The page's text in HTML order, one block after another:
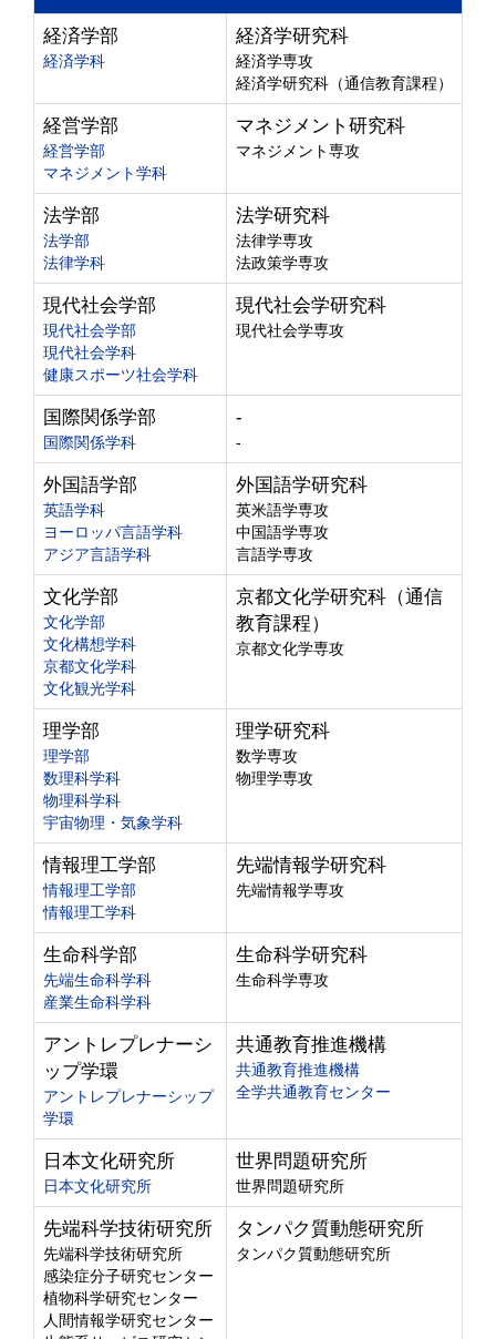
経済学部
経済学科
経済学研究科
経済学専攻
経済学研究科（通信教育課程）
経営学部
経営学部
マネジメント学科
マネジメント研究科
マネジメント専攻
法学部
法学部
法律学科
法学研究科
法律学専攻
法政策学専攻
現代社会学部
現代社会学部
現代社会学科
健康スポーツ社会学科
現代社会学研究科
現代社会学専攻
国際関係学部
国際関係学科
-
-
外国語学部
英語学科
ヨーロッパ言語学科
アジア言語学科
外国語学研究科
英米語学専攻
中国語学専攻
言語学専攻
文化学部
文化学部
文化構想学科
京都文化学科
文化観光学科
京都文化学研究科（通信
教育課程）
京都文化学専攻
理学部
理学部
数理科学科
物理科学科
宇宙物理・気象学科
理学研究科
数学専攻
物理学専攻
情報理工学部
情報理工学部
情報理工学科
先端情報学研究科
先端情報学専攻
生命科学部
先端生命科学科
産業生命科学科
生命科学研究科
生命科学専攻
アントレプレナーシ
ップ学環
アントレプレナーシップ
学環
共通教育推進機構
共通教育推進機構
全学共通教育センター
日本文化研究所
日本文化研究所
世界問題研究所
世界問題研究所
先端科学技術研究所
先端科学技術研究所
感染症分子研究センター
植物科学研究センター
人間情報学研究センター
タンパク質動態研究所
タンパク質動態研究所